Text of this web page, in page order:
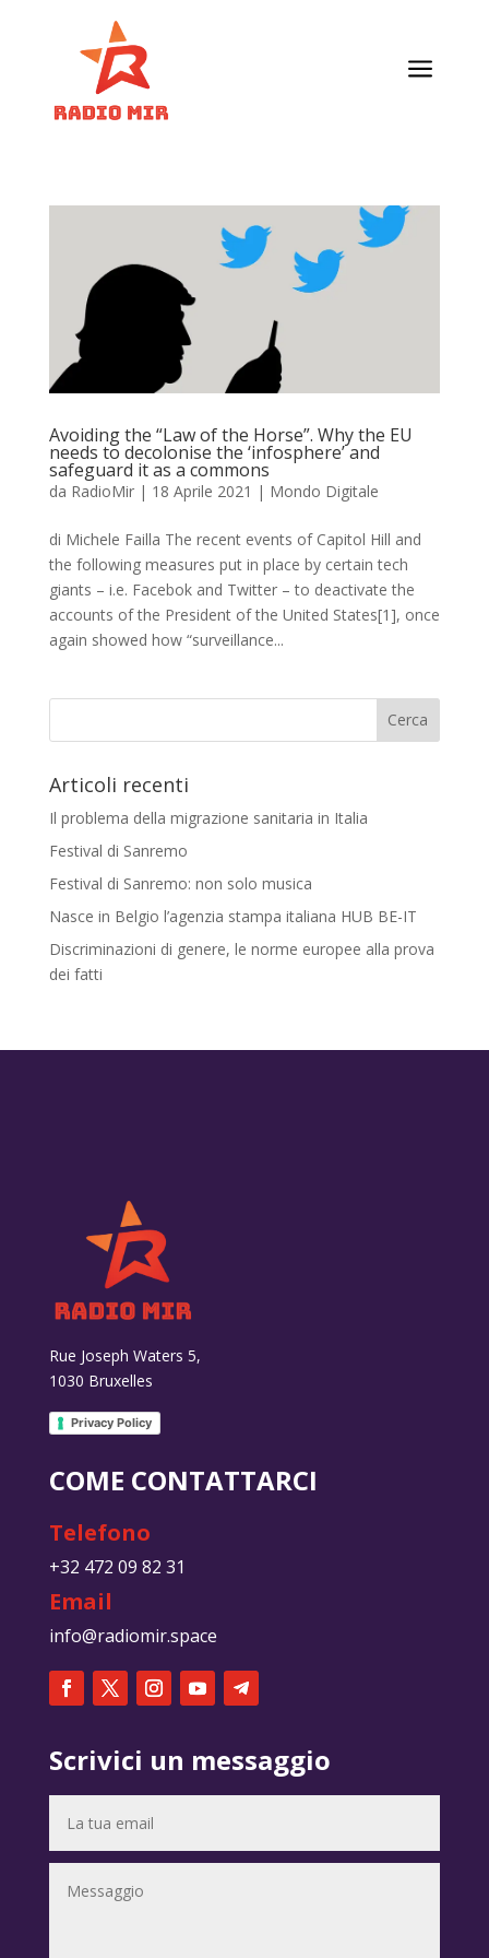
a
Avoiding the “Law of the Horse”. Why the EU
needs to decolonise the ‘infosphere’ and
safeguard it as a commons
da RadioMir| 18 Aprile 2021 | Mondo Digitale
di Michele Failla The recent events of Capitol Hill and
the following measures put in place by certain tech
giants – i.e. Facebok and Twitter – to deactivate the
accounts of the President of the United States[1], once
again showed how “surveillance...
Articoli recenti
Il problema della migrazione sanitaria in Italia
Festival di Sanremo
Festival di Sanremo: non solo musica
Nasce in Belgio l’agenzia stampa italiana HUB BE-IT
Discriminazioni di genere, le norme europee alla prova
dei fatti
Rue Joseph Waters 5,
1030 Bruxelles
Privacy Policy
COME CONTATTARCI
Telefono
+32 472 09 82 31
Email
info@radiomir.space
Scrivici un messaggio